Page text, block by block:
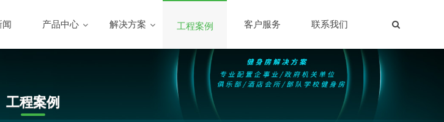
闻 产品中心 解决方案 工程案例 客户服务 联系我们
工程案例